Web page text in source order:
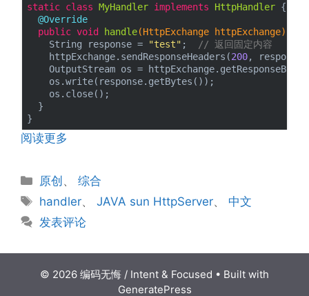
static class MyHandler implements HttpHandler {
@Override
public void handle(HttpExchange httpExchange)
String response =
"test" ;
// 返回固定内容
httpExchange.sendResponseHeaders(200,
OutputStream os =
os.write(response.getBytes());
os.close();
}
阅读更多
分
类
原创、综合
标
签
handler、JAVA sun HttpServer、 中文
发表评论
© 2026 编码无悔 / Intent & Focused • Built with
GeneratePress